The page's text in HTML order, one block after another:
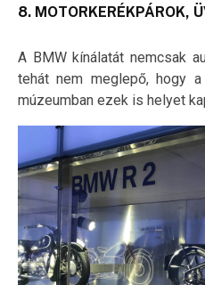
8. MOTORKERÉKPÁROK,
A BMW kínálatát nemcsak
tehát nem meglepő, hogy
múzeumban ezek is helyet